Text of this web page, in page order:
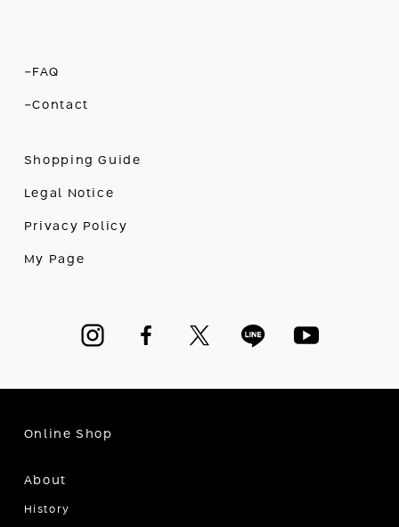
-FAQ
-Contact
Shopping Guide
Legal Notice
Privacy Policy
My Page
Online Shop
About
History